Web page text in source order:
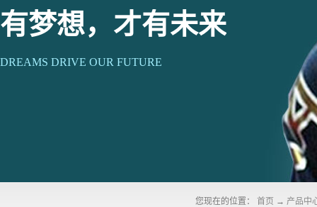
有梦想，才有未来
DREAMS DRIVE OUR FUTURE
您现在的位置： 首页 → 产品中